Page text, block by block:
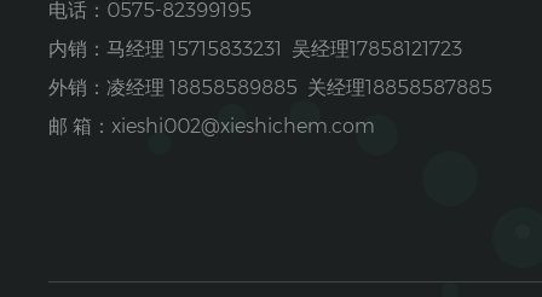
电话：0575-82399195
内销：马经理 15715833231 吴经理17858121723
外销：凌经理 18858589885 关经理18858587885
邮 箱：xieshi002@xieshichem.com